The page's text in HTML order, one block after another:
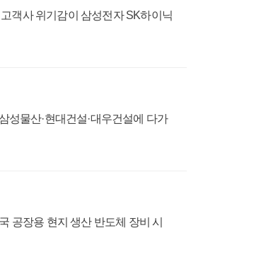
객사 위기감이 삼성전자 SK하이닉
성물산·현대건설·대우건설에 다가
공장용 현지 생산 반도체 장비 시